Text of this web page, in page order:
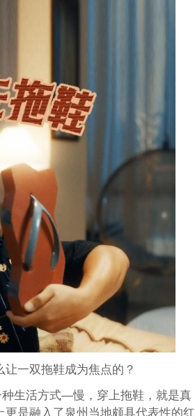
一双拖鞋成为焦点的？
种生活方式—慢，穿上拖鞋，就是真
是融入了泉州当地颇具代表性的红